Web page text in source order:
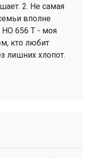
2. Не самая
вполне
656 T - моя
кто любит
лишних хлопот.